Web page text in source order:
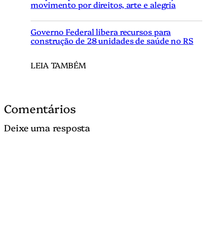
movimento por direitos, arte e alegria
Governo Federal libera recursos para
construção de 28 unidades de saúde no RS
LEIA TAMBÉM
Comentários
Deixe uma resposta